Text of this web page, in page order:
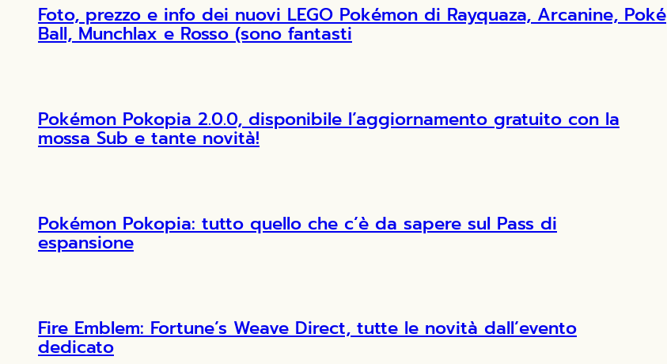
Foto, prezzo e info dei nuovi LEGO Pokémon di Rayquaza, Arcanine, Poké
Ball, Munchlax e Rosso (sono fantasti
Pokémon Pokopia 2.0.0, disponibile l’aggiornamento gratuito con la
mossa Sub e tante novità!
Pokémon Pokopia: tutto quello che c’è da sapere sul Pass di
espansione
Fire Emblem: Fortune’s Weave Direct, tutte le novità dall’evento
dedicato